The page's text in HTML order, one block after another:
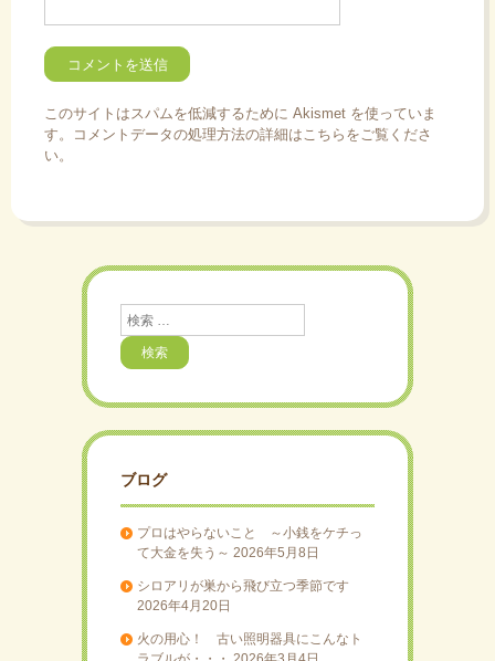
このサイトはスパムを低減するために Akismet を使っていま
す。
コメントデータの処理方法の詳細はこちらをご覧くださ
い。
検
索
ブログ
プロはやらないこと ～小銭をケチっ
て大金を失う～ 2026年5月8日
シロアリが巣から飛び立つ季節です
2026年4月20日
火の用心！ 古い照明器具にこんなト